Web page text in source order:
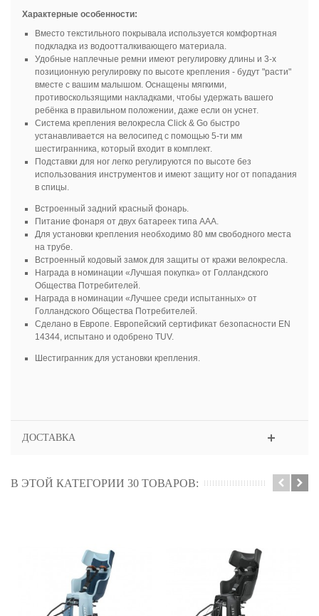
Характерные особенности:
Вместо текстильного покрывала используется комфортная
подкладка из водоотталкивающего материала.
Удобные наплечные ремни имеют регулировку длины и 3-х
позиционную регулировку по высоте крепления - будут "расти"
вместе с вашим малышом. Оснащены мягкими,
противоскользящими накладками, чтобы удержать вашего
ребёнка в правильном положении, даже если он уснет.
Система крепления велокресла Click & Go быстро
устанавливается на велосипед с помощью 5-ти мм
шестигранника, который входит в комплект.
Подставки для ног легко регулируются по высоте без
использования инструментов и имеют защиту ног от попадания
в спицы.
Встроенный задний красный фонарь.
Питание фонаря от двух батареек типа ААА.
Для установки крепления необходимо 80 мм свободного места
на трубе.
Встроенный кодовый замок для защиты от кражи велокресла.
Награда в номинации «Лучшая покупка» от Голландского
Общества Потребителей.
Награда в номинации «Лучшее среди испытанных» от
Голландского Общества Потребителей.
Сделано в Европе. Европейский сертификат безопасности EN
14344, испытано и одобрено TUV.
Шестигранник для установки крепления.
ДОСТАВКА
В ЭТОЙ КАТЕГОРИИ 30 ТОВАРОВ: